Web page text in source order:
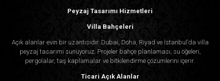
Peyzaj Tasarımı Hizmetleri
Villa Bahçeleri
Açık alanlar evin bir uzantısıdır. Dubai, Doha, Riyad ve İstanbul’da villa
peyzaj tasarımı sunuyoruz. Projeler bahçe planlaması, su öğeleri,
pergolalar, taş kaplamalar ve bitkilendirme çözümlerini içerir.
Ticari Açık Alanlar